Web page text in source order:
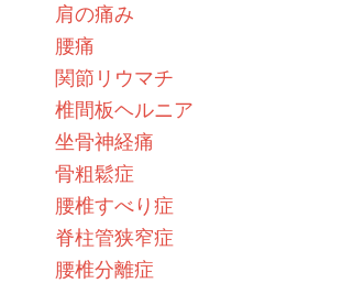
肩の痛み
腰痛
関節リウマチ
椎間板ヘルニア
坐骨神経痛
骨粗鬆症
腰椎すべり症
脊柱管狭窄症
腰椎分離症